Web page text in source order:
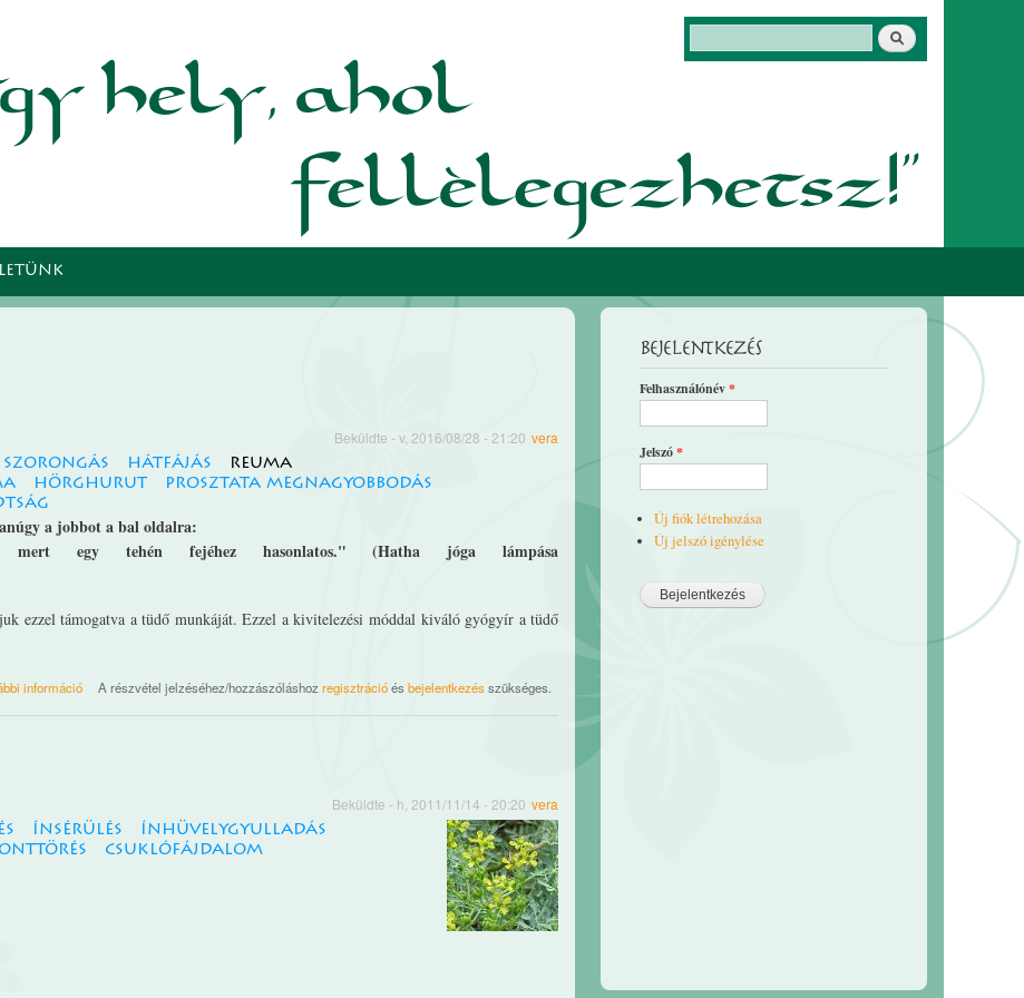
Keresés
Beküldte vera
- v, 2016/08/28 - 21:20
szorongás hátfájás
reuma
hörghurut
prosztata megnagyobbodás
a jobbot a bal oldalra:
mert egy tehén fejéhez hasonlatos." (Hatha jóga lámpása
ezzel támogatva a tüdő munkáját. Ezzel a kivitelezési móddal kiváló gyógyír a tüdő
információGomukhászana (tehénszájpóz) tartalommal kapcsolatosan
A részvétel jelzéséhez/hozzászóláshozregisztrációésbejelentkezésszükséges.
Beküldte vera
- h, 2011/11/14 - 20:20
ínsérülés
ínhüvelygyulladás
csuklófájdalom
Bejelentkezés
Felhasználónév*
Jelszó*
Új fiók létrehozása
Új jelszó igénylése